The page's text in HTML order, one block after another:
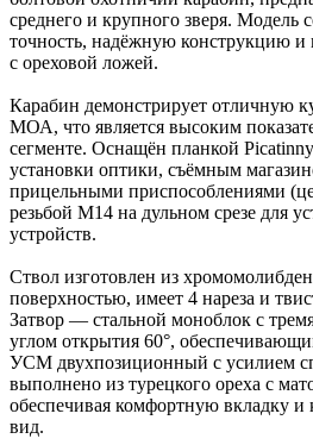
среднего и крупного зверя. Модель
точность, надёжную конструкцию и
с ореховой ложей.
Карабин демонстрирует отличную
МОА, что является высоким
сегменте. Оснащён планкой
установки оптики, съёмным
прицельными приспособлениями
резьбой М14 на дульном срезе для
устройств.
Ствол изготовлен из
поверхностью, имеет 4 нареза и
Затвор — стальной моноблок с
углом открытия 60°,
УСМ двухпозиционный с усилием
выполнено из турецкого ореха с
обеспечивая комфортную вкладку
вид.